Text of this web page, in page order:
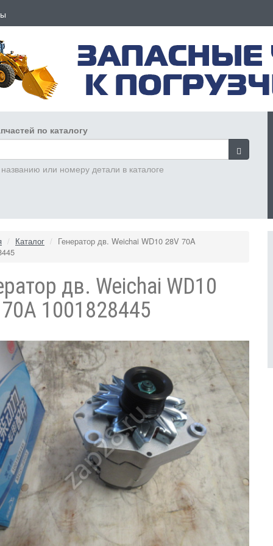
по каталогу
или номеру детали в каталоге
Каталог
Генератор дв. Weichai WD10 28V 70A
дв. Weichai WD10
1001828445